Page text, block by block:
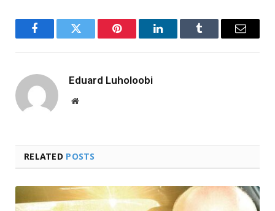
FacebookTwitter Pinterest LinkedInTumblr Email
Eduard Luholoobi
Website
RELATED POSTS